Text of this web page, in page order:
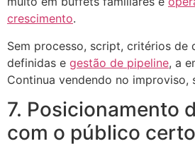
crescimento.
Sem processo, script, critérios de
definidas e gestão de pipeline, a
Continua vendendo no improviso,
7. Posicionamento
com o público certo